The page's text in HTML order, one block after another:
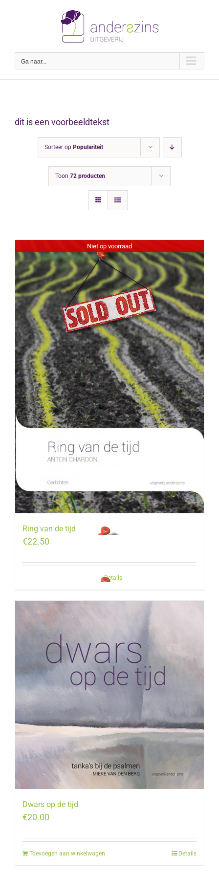
Ga naar...
dit is een voorbeeldtekst
Sorteer op Populariteit
Toon 72 producten
Niet op voorraad
Ring van de tijd
€22.50
Details
Dwars op de tijd
€20.00
Toevoegen aan winkelwagen Details